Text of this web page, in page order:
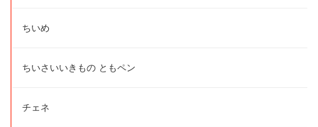
ちいめ
ちいさいいきもの ともペン
チェネ